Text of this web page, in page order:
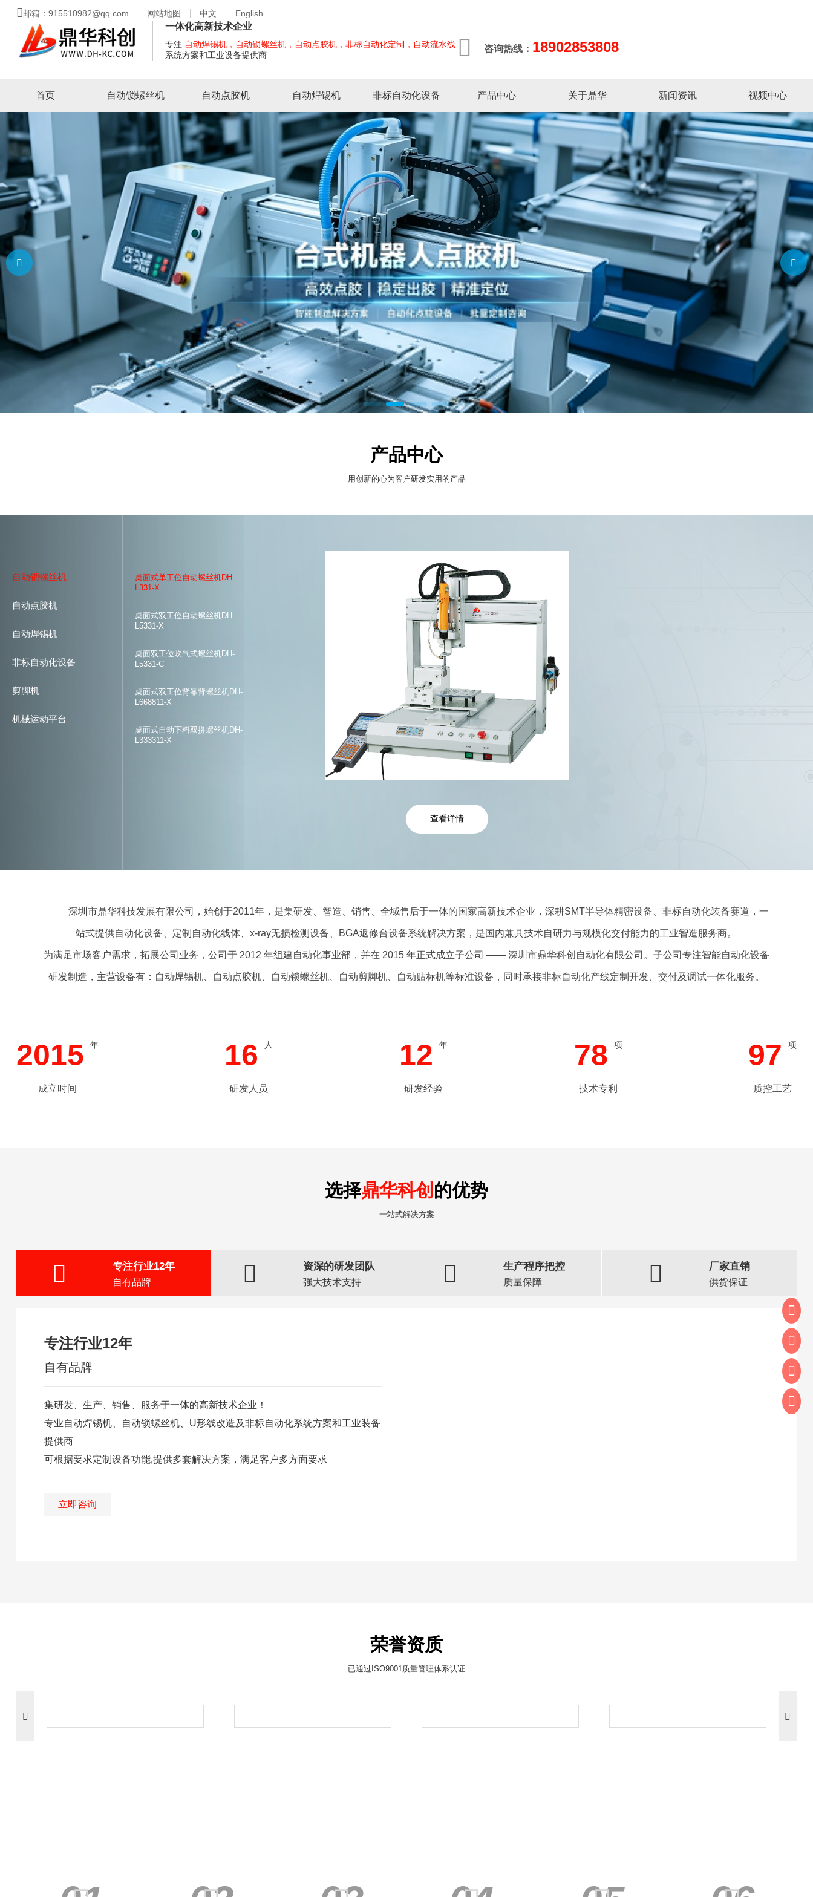
邮箱：915510982@qq.com 网站地图 中文 English
一体化高新技术企业
专注 自动焊锡机，自动锁螺丝机，自动点胶机，非标自动化定制，自动流水线
系统方案和工业设备提供商
咨询热线： 18902853808
首页 自动锁螺丝机 自动点胶机 自动焊锡机 非标自动化设备 产品中心 关于鼎华 新闻资讯 视频中心
产品中心
用创新的心为客户研发实用的产品
自动锁螺丝机
自动点胶机
自动焊锡机
非标自动化设备
剪脚机
机械运动平台
桌面式单工位自动螺丝机DH-
L331-X
桌面式双工位自动螺丝机DH-
L5331-X
桌面双工位吹气式螺丝机DH-
L5331-C
桌面式双工位背靠背螺丝机DH-
L668811-X
桌面式自动下料双拼螺丝机DH-
L333311-X
查看详情
深圳市鼎华科技发展有限公司，始创于2011年，是集研发、智造、销售、全域售后于一体的国家高新技术企业，深耕SMT半导体精密设备、非标自动化装备赛道，一
站式提供自动化设备、定制自动化线体、x-ray无损检测设备、BGA返修台设备系统解决方案，是国内兼具技术自研力与规模化交付能力的工业智造服务商。
为满足市场客户需求，拓展公司业务，公司于 2012 年组建自动化事业部，并在 2015 年正式成立子公司 —— 深圳市鼎华科创自动化有限公司。子公司专注智能自动化设备
研发制造，主营设备有：自动焊锡机、自动点胶机、自动锁螺丝机、自动剪脚机、自动贴标机等标准设备，同时承接非标自动化产线定制开发、交付及调试一体化服务。
2015 年
成立时间
16 人
研发人员
12 年
研发经验
78 项
技术专利
97 项
质控工艺
选择鼎华科创 的优势
一站式解决方案
专注行业12年
自有品牌
资深的研发团队
强大技术支持
生产程序把控
质量保障
厂家直销
供货保证
专注行业12年
自有品牌
集研发、生产、销售、服务于一体的高新技术企业！
专业自动焊锡机、自动锁螺丝机、U形线改造及非标自动化系统方案和工业装备
提供商
可根据要求定制设备功能,提供多套解决方案，满足客户多方面要求
立即咨询
荣誉资质
已通过ISO9001质量管理体系认证